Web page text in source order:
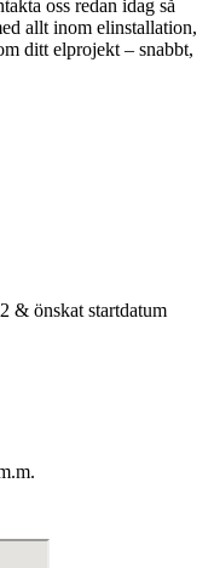
oss redan idag så
allt inom elinstallation,
ditt elprojekt – snabbt,
& önskat startdatum